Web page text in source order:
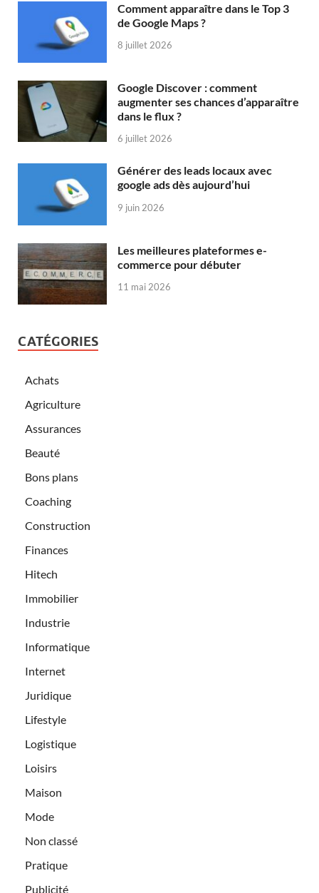
Comment apparaître dans le Top 3
de Google Maps ?
8 juillet 2026
Google Discover : comment
augmenter ses chances d’apparaître
dans le flux ?
6 juillet 2026
Générer des leads locaux avec
google ads dès aujourd’hui
9 juin 2026
Les meilleures plateformes e-
commerce pour débuter
11 mai 2026
CATÉGORIES
Achats
Agriculture
Assurances
Beauté
Bons plans
Coaching
Construction
Finances
Hitech
Immobilier
Industrie
Informatique
Internet
Juridique
Lifestyle
Logistique
Loisirs
Maison
Mode
Non classé
Pratique
Publicité